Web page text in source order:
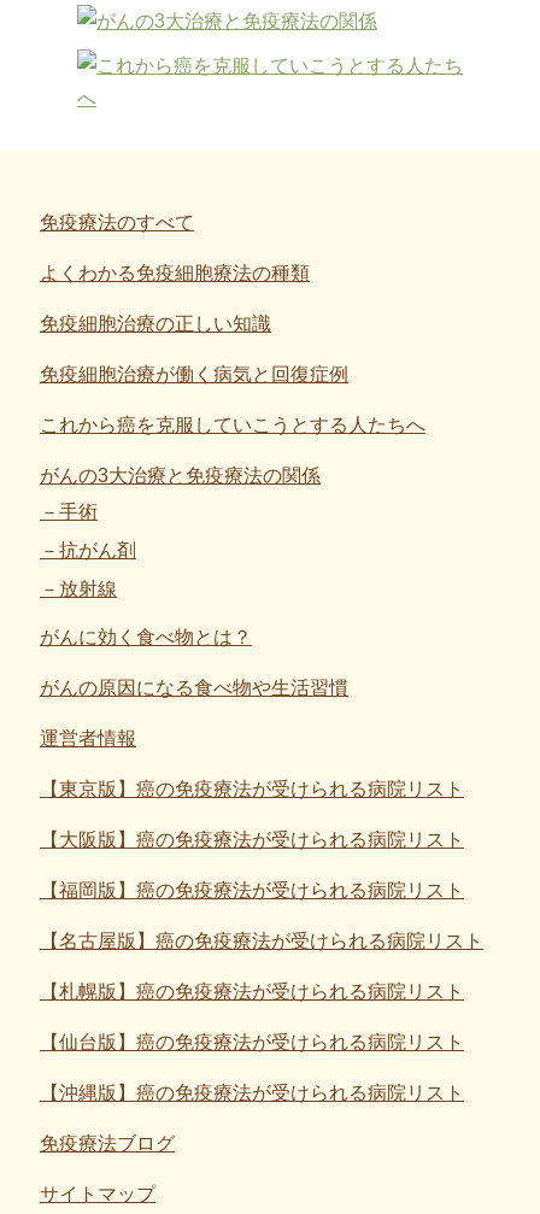
免疫療法のすべて
よくわかる免疫細胞療法の種類
免疫細胞治療の正しい知識
免疫細胞治療が働く病気と回復症例
これから癌を克服していこうとする人たちへ
がんの3大治療と免疫療法の関係
手術
抗がん剤
放射線
がんに効く食べ物とは？
がんの原因になる食べ物や生活習慣
運営者情報
【東京版】癌の免疫療法が受けられる病院リスト
【大阪版】癌の免疫療法が受けられる病院リスト
【福岡版】癌の免疫療法が受けられる病院リスト
【名古屋版】癌の免疫療法が受けられる病院リスト
【札幌版】癌の免疫療法が受けられる病院リスト
【仙台版】癌の免疫療法が受けられる病院リスト
【沖縄版】癌の免疫療法が受けられる病院リスト
免疫療法ブログ
サイトマップ